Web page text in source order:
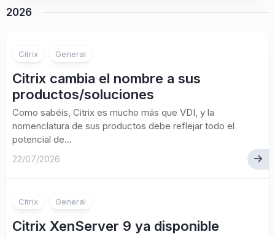
2026
Citrix General
Citrix cambia el nombre a sus
productos/soluciones
Como sabéis, Citrix es mucho más que VDI, y la
nomenclatura de sus productos debe reflejar todo el
potencial de...
22/07/2026
Citrix General
Citrix XenServer 9 ya disponible